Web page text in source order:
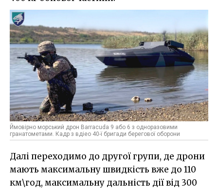
Ймовірно морський дрон Barracuda 9 або 6 з одноразовими
гранатометами. Кадр з вдіео 40-ї бригади берегової оборони
Далі переходимо до другої групи, де дрони
мають максимальну швидкість вже до 110
км\год, максимальну дальність дії від 300